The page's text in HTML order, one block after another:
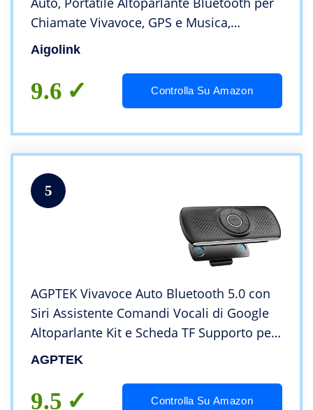
Chiamate Vivavoce, GPS e Musica,
Connettività Dual Link, Supporta la
navigazione vocale Siri assistente Google
Aigolink
9.6 Controlla Su Amazon
5
AGPTEK Vivavoce Auto Bluetooth 5.0 con
Siri Assistente Comandi Vocali di Google
Altoparlante Kit e Scheda TF Supporto per
Aletta Parasole Connessione Automatica,
AGPTEK
9.5 Controlla Su Amazon